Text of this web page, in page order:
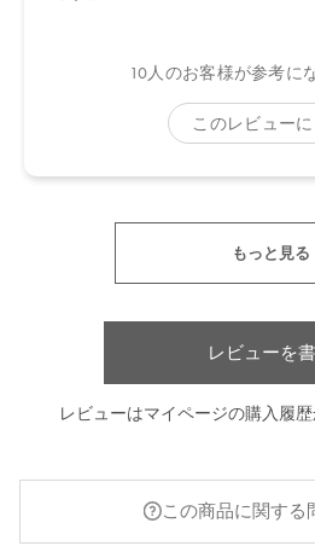
レビューを書
レビューはマイページの購入履
この商品に関する